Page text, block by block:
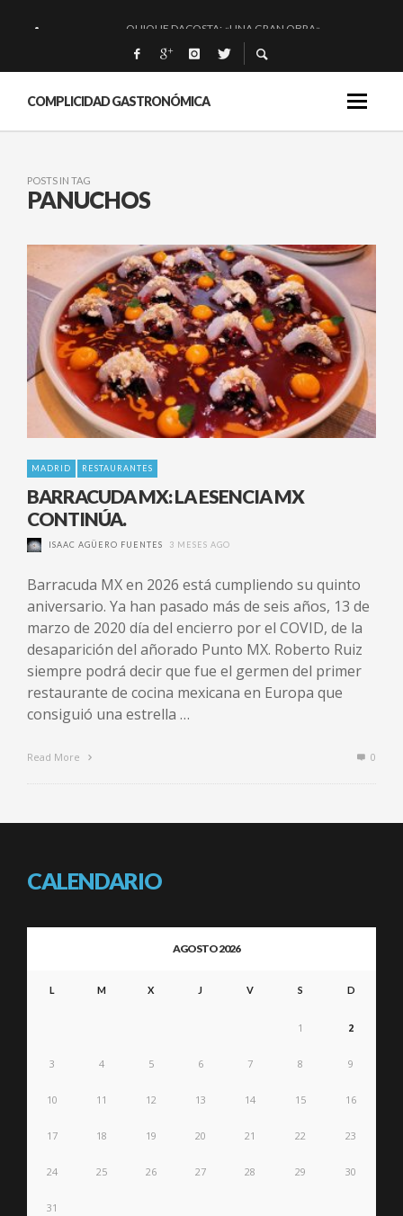
QUIQUE DACOSTA: «UNA GRAN OBRA»
EL BARUCO DE ANERO: MUCHO MÁS QUE UN BAR.
MONTIA: ESENCIAL Y BRILLANTE.
COMPLICIDAD GASTRONÓMICA
POSTS IN TAG
PANUCHOS
MADRID RESTAURANTES
BARRACUDA MX: LA ESENCIA MX
CONTINÚA.
ISAAC AGÜERO FUENTES 3 MESES AGO
Barracuda MX en 2026 está cumpliendo su quinto
aniversario. Ya han pasado más de seis años, 13 de
marzo de 2020 día del encierro por el COVID, de la
desaparición del añorado Punto MX. Roberto Ruiz
siempre podrá decir que fue el germen del primer
restaurante de cocina mexicana en Europa que
consiguió una estrella …
Read More 0
CALENDARIO
AGOSTO 2026
L M X J V S D
1 2
3 4 5 6 7 8 9
10 11 12 13 14 15 16
17 18 19 20 21 22 23
24 25 26 27 28 29 30
31